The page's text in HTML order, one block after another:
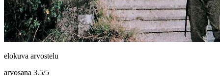
elokuva arvostelu
arvosana 3.5/5